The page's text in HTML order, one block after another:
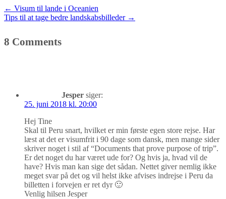
Post
← Visum til lande i Oceanien
Tips til at tage bedre landskabsbilleder →
8 Comments
Jesper siger:
25. juni 2018 kl. 20:00
Hej Tine
Skal til Peru snart, hvilket er min første egen store rejse. Har
læst at det er visumfrit i 90 dage som dansk, men mange sider
skriver noget i stil af “Documents that prove purpose of trip”.
Er det noget du har været ude for? Og hvis ja, hvad vil de
have? Hvis man kan sige det sådan. Nettet giver nemlig ikke
meget svar på det og vil helst ikke afvises indrejse i Peru da
billetten i forvejen er ret dyr 🙂
Venlig hilsen Jesper